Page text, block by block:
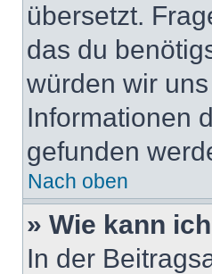
übersetzt.
das du
würden wir
Informationen
gefunden
Nach oben
» Wie kann
In der